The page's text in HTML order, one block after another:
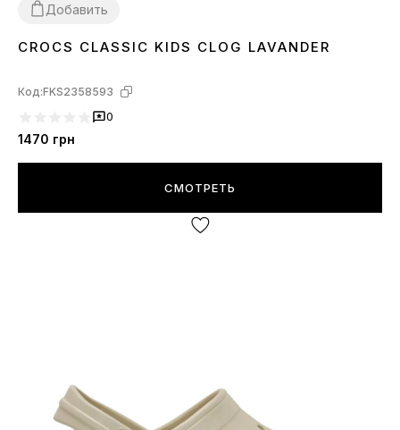
Добавить
282930 31323334
CROCS CLASSIC KIDS CLOG LAVANDER
Код:FKS2358593
0
1470 грн
СМОТРЕТЬ